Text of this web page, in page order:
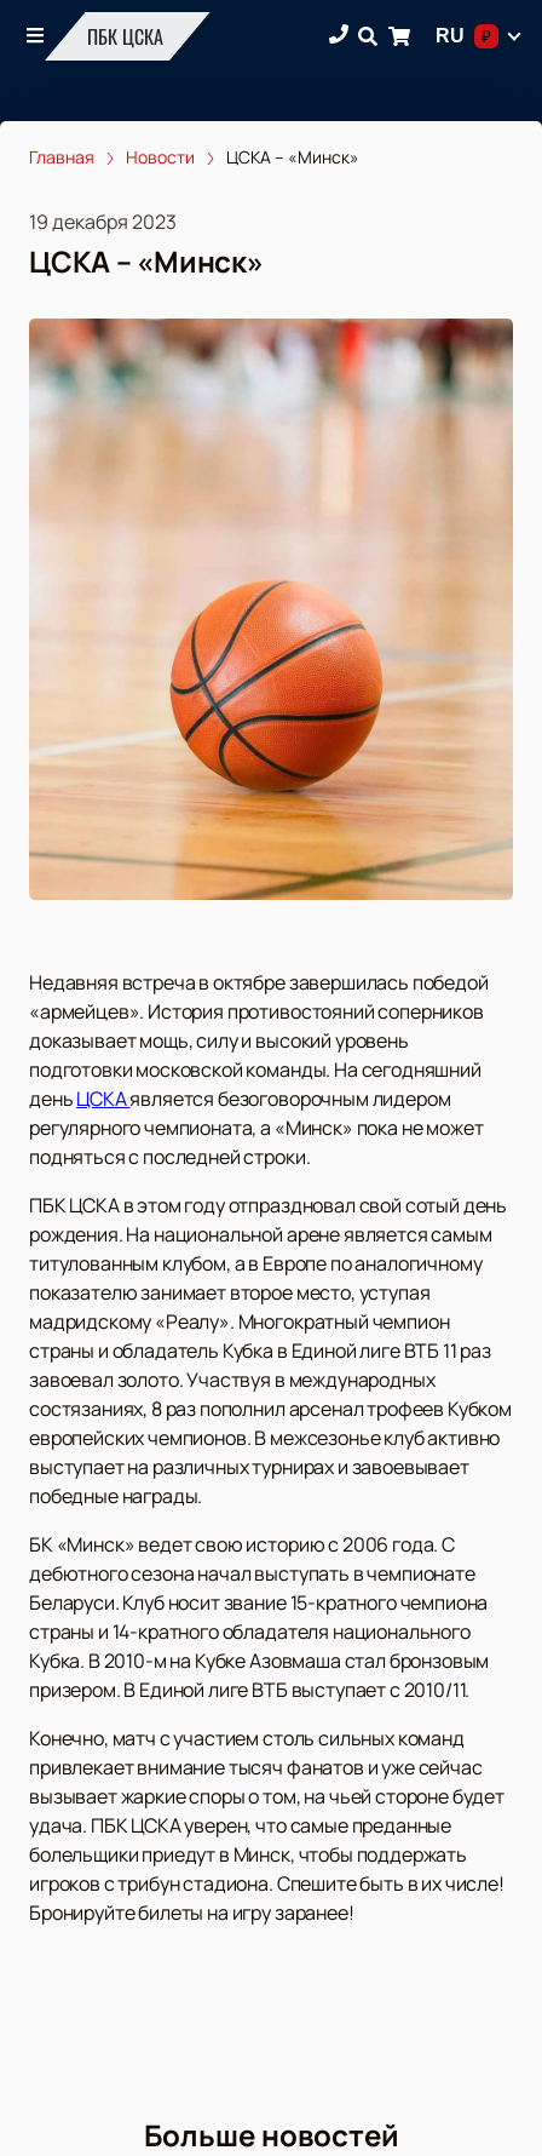
ПБК ЦСКА RU ₽
Главная Новости ЦСКА – «Минск»
19 декабря 2023
ЦСКА – «Минск»
Недавняя встреча в октябре завершилась победой
«армейцев». История противостояний соперников
доказывает мощь, силу и высокий уровень
подготовки московской команды. На сегодняшний
деньЦСКАявляется безоговорочным лидером
регулярного чемпионата, а «Минск» пока не может
подняться с последней строки.
ПБК ЦСКА в этом году отпраздновал свой сотый день
рождения. На национальной арене является самым
титулованным клубом, а в Европе по аналогичному
показателю занимает второе место, уступая
мадридскому «Реалу». Многократный чемпион
страны и обладатель Кубка в Единой лиге ВТБ 11 раз
завоевал золото. Участвуя в международных
состязаниях, 8 раз пополнил арсенал трофеев Кубком
европейских чемпионов. В межсезонье клуб активно
выступает на различных турнирах и завоевывает
победные награды.
БК «Минск» ведет свою историю с 2006 года. С
дебютного сезона начал выступать в чемпионате
Беларуси. Клуб носит звание 15-кратного чемпиона
страны и 14-кратного обладателя национального
Кубка. В 2010-м на Кубке Азовмаша стал бронзовым
призером. В Единой лиге ВТБ выступает с 2010/11.
Конечно, матч с участием столь сильных команд
привлекает внимание тысяч фанатов и уже сейчас
вызывает жаркие споры о том, на чьей стороне будет
удача. ПБК ЦСКА уверен, что самые преданные
болельщики приедут в Минск, чтобы поддержать
игроков с трибун стадиона. Спешите быть в их числе!
Бронируйте билеты на игру заранее!
Больше новостей